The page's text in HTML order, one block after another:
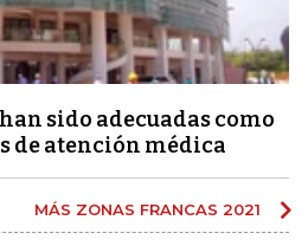
sido adecuadas como
de atención médica
MÁS ZONAS FRANCAS 2021